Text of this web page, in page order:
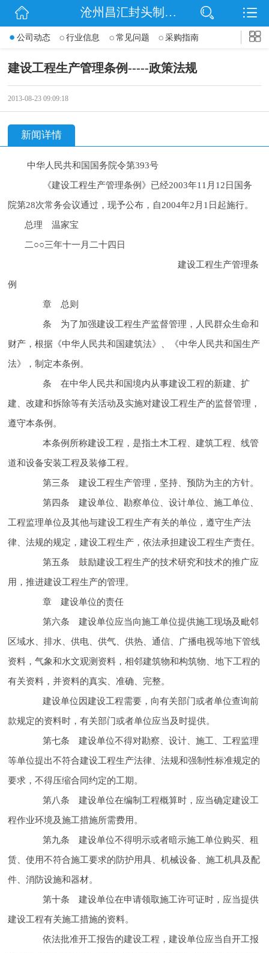
网站首页
信息动态
沧州昌汇封头制造有限公司
公司动态 行业信息 常见问题 采购指南
建设工程生产管理条例-----政策法规
2013-08-23 09:09:18
新闻详情
中华人民共和国国务院令第393号
《建设工程生产管理条例》已经2003年11月12日国务
院第28次常务会议通过，现予公布，自2004年2月1日起施行。
总理 温家宝
二○○三年十一月二十四日
建设工程生产管理条
例
章 总则
条 为了加强建设工程生产监督管理，人民群众生命和
财产 ，根据《中华人民共和国建筑法》、《中华人民共和国生产
法》，制定本条例。
条 在中华人民共和国境内从事建设工程的新建、扩
建、改建和拆除等有关活动及实施对建设工程生产的监督管理，
遵守本条例。
本条例所称建设工程，是指土木工程、建筑工程、线管
道和设备安装工程及装修工程。
第三条 建设工程生产管理，坚持 、预防为主的方针。
第四条 建设单位、勘察单位、设计单位、施工单位、
工程监理单位及其他与建设工程生产有关的单位，遵守生产法
律、法规的规定，建设工程生产，依法承担建设工程生产责任。
第五条鼓励建设工程生产的技术研究和技术的推广应
用，推进建设工程生产的管理。
章 建设单位的责任
第六条 建设单位应当向施工单位提供施工现场及毗邻
区域水、排水、供电、供气、供热、通信、广播电视等地下管线
资料，气象和水文观测资料，相邻建筑物和构筑物、地下工程的
有关资料，并资料的真实、准确、完整。
建设单位因建设工程需要，向有关部门或者单位查询前
款规定的资料时，有关部门或者单位应当及时提供。
第七条 建设单位不得对勘察、设计、施工、工程监理
等单位提出不符合建设工程生产法律、法规和强制性标准规定的
要求，不得压缩合同约定的工期。
第八条 建设单位在编制工程概算时，应当确定建设工
程作业环境及施工措施所需费用。
第九条 建设单位不得明示或者暗示施工单位购买、租
赁、使用不符合施工要求的防护用具、机械设备、施工机具及配
件、消防设施和器材。
第十条 建设单位在申请领取施工许可证时，应当提供
建设工程有关施工措施的资料。
依法批准开工报告的建设工程，建设单位应当自开工报